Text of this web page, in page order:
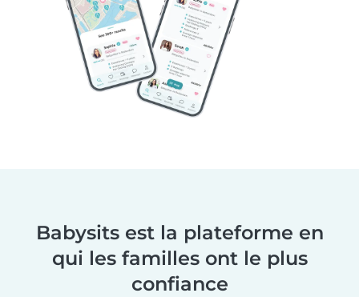
Babysits est la plateforme en
qui les familles ont le plus
confiance